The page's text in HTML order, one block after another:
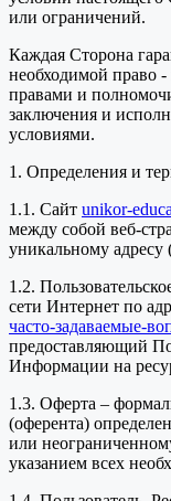
или ограничений.
Каждая Сторона
необходимой право
правами и
заключения и
условиями.
1. Определения и
1.1. Сайт unikor-
между собой веб-
уникальному адресу
1.2.
сети Интернет по
часто-задаваемые-
предоставляющий
Информации на
1.3. Оферта –
(оферента)
или
указанием всех